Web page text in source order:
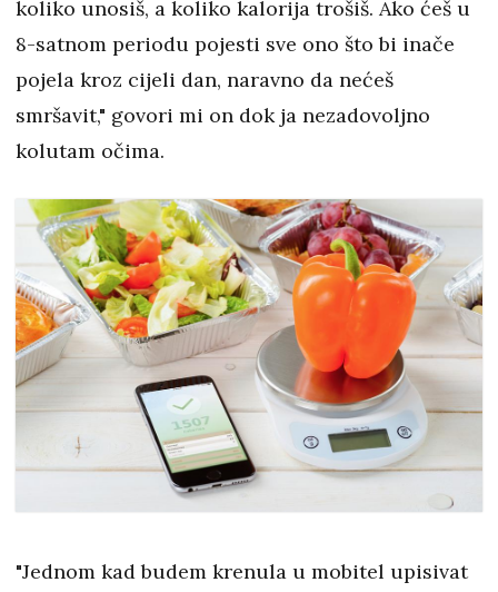
koliko unosiš, a koliko kalorija trošiš. Ako ćeš u
8-satnom periodu pojesti sve ono što bi inače
pojela kroz cijeli dan, naravno da nećeš
smršavit," govori mi on dok ja nezadovoljno
kolutam očima.
"Jednom kad budem krenula u mobitel upisivat